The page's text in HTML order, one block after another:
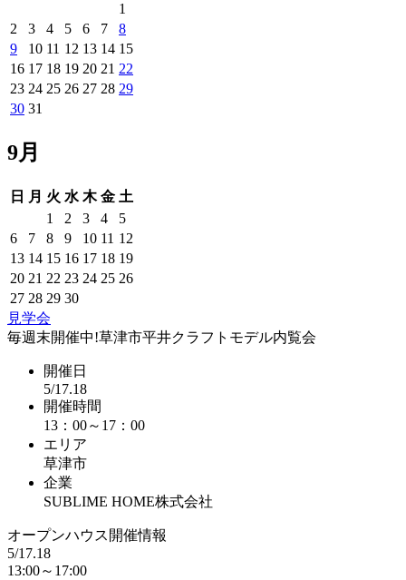
1
2
3 4 5 6 7
8
9
10 11 12 13 14 15
16 17 18 19 20 21 22
23 24 25 26 27 28 29
30 31
9月
日 月 火 水 木 金 土
1
2 3 4
5
6
7 8 9 10 11 12
13 14 15 16 17 18 19
20 21 22 23 24 25 26
27 28 29 30
見学会
毎週末開催中!草津市平井クラフトモデル内覧会
開催日
5/17.18
開催時間
13：00～17：00
エリア
草津市
企業
SUBLIME HOME株式会社
オープンハウス開催情報
5/17.18
13:00～17:00